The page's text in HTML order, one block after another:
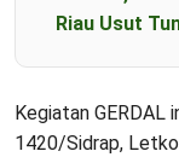
Riau Usut
Kegiatan GERDAL
1420/Sidrap,